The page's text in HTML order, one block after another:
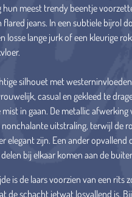
hun meest trendy beentje
flared jeans. In een subtiele bijrol
losse lange jurk of een kleurige
silhouet met
casual en gekleed te
mist in gaan. De metallic
uitstraling, terwijl de
elegant zijn. Een ander
bij elkaar komen aan de
is de laars voorzien van een rits
de schacht ietwat losvallend is.